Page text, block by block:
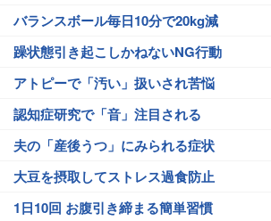
バランスボール毎日10分で20kg減
躁状態引き起こしかねないNG行動
アトピーで「汚い」扱いされ苦悩
認知症研究で「音」注目される
夫の「産後うつ」にみられる症状
大豆を摂取してストレス過食防止
1日10回 お腹引き締まる簡単習慣